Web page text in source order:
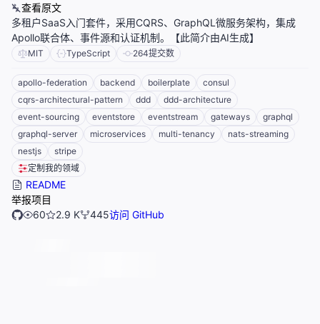
查看原文
多租户SaaS入门套件，采用CQRS、GraphQL微服务架构，集成
Apollo联合体、事件源和认证机制。【此简介由AI生成】
MIT TypeScript 264提交数
apollo-federation backend boilerplate
consul
cqrs-architectural-pattern
ddd
ddd-architecture
event-sourcing
eventstore eventstream gateways
graphql
graphql-server
microservices multi-tenancy
nats-streaming
nestjs
stripe
定制我的领域
README
举报项目
60
2.9 K 445访问 GitHub